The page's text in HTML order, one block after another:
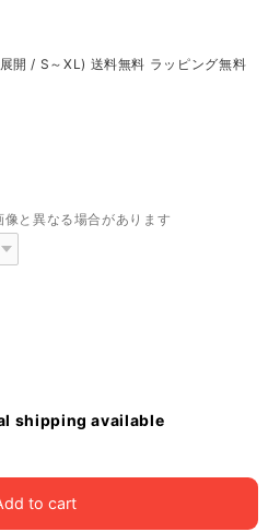
開 / S～XL) 送料無料 ラッピング無料
と異なる場合があります
shipping available
to cart